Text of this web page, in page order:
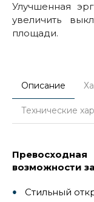
Улучшенная
увеличить
площади.
Описание
Технические
возможности
Стильный